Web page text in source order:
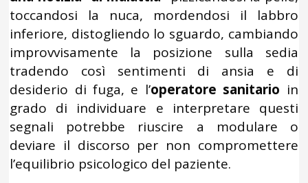
toccandosi la nuca, mordendosi il labbro
inferiore, distogliendo lo sguardo, cambiando
improvvisamente la posizione sulla sedia
tradendo così sentimenti di ansia e di
desiderio di fuga, e l’operatore sanitario in
grado di individuare e interpretare questi
segnali potrebbe riuscire a modulare o
deviare il discorso per non compromettere
l’equilibrio psicologico del paziente.